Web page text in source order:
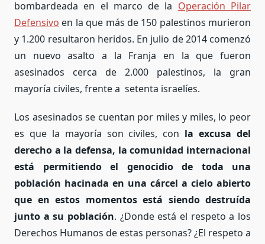
bombardeada en el marco de la Operación Pilar
Defensivo en la que más de 150 palestinos murieron
y 1.200 resultaron heridos. En julio de 2014 comenzó
un nuevo asalto a la Franja en la que fueron
asesinados cerca de 2.000 palestinos, la gran
mayoría civiles, frente a setenta israelíes.
Los asesinados se cuentan por miles y miles, lo peor
es que la mayoría son civiles, con la excusa del
derecho a la defensa, la comunidad internacional
está permitiendo el genocidio de toda una
población hacinada en una cárcel a cielo abierto
que en estos momentos está siendo destruída
junto a su población. ¿Donde está el respeto a los
Derechos Humanos de estas personas? ¿El respeto a